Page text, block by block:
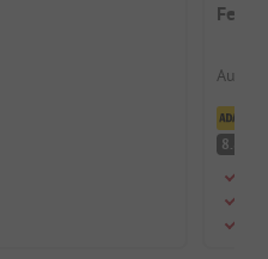
8.8